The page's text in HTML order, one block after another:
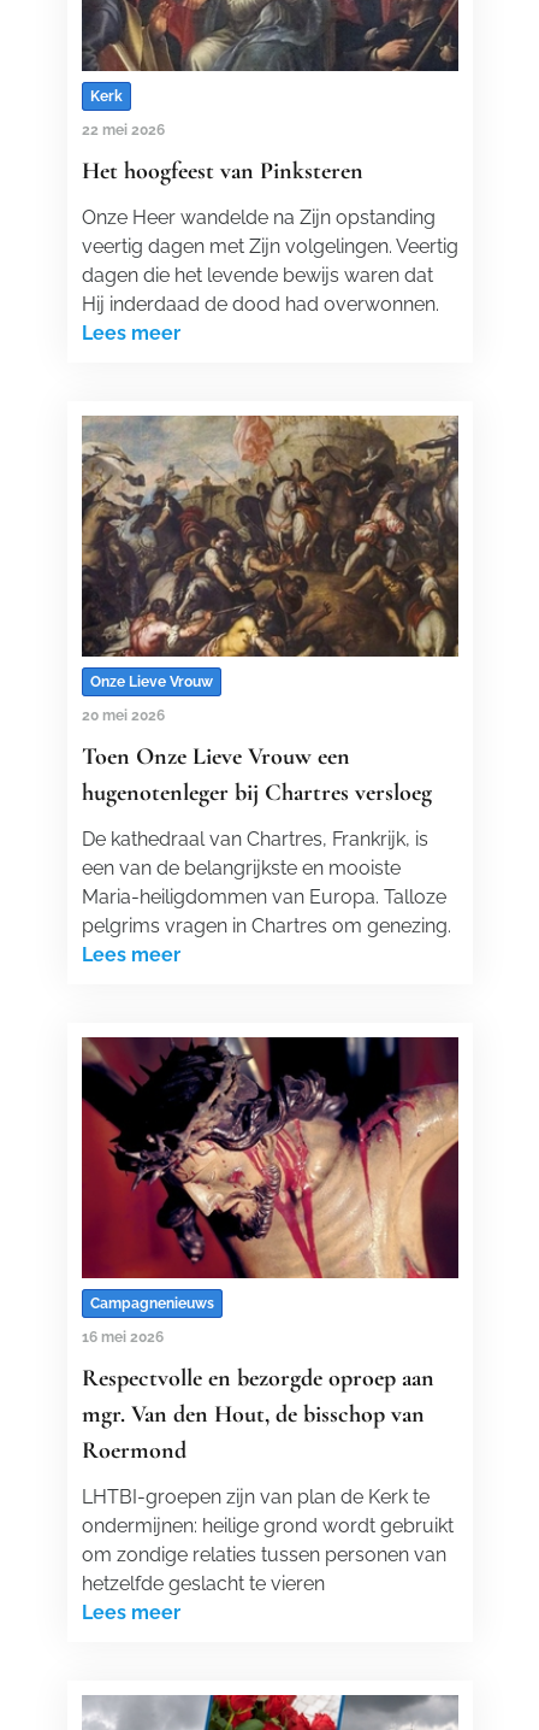
Kerk
22 mei 2026
Het hoogfeest van Pinksteren
Onze Heer wandelde na Zijn opstanding
veertig dagen met Zijn volgelingen. Veertig
dagen die het levende bewijs waren dat
Hij inderdaad de dood had overwonnen.
Lees meer
Onze Lieve Vrouw
20 mei 2026
Toen Onze Lieve Vrouw een
hugenotenleger bij Chartres versloeg
De kathedraal van Chartres, Frankrijk, is
een van de belangrijkste en mooiste
Maria-heiligdommen van Europa. Talloze
pelgrims vragen in Chartres om genezing.
Lees meer
Campagnenieuws
16 mei 2026
Respectvolle en bezorgde oproep aan
mgr. Van den Hout, de bisschop van
Roermond
LHTBI-groepen zijn van plan de Kerk te
ondermijnen: heilige grond wordt gebruikt
om zondige relaties tussen personen van
hetzelfde geslacht te vieren
Lees meer